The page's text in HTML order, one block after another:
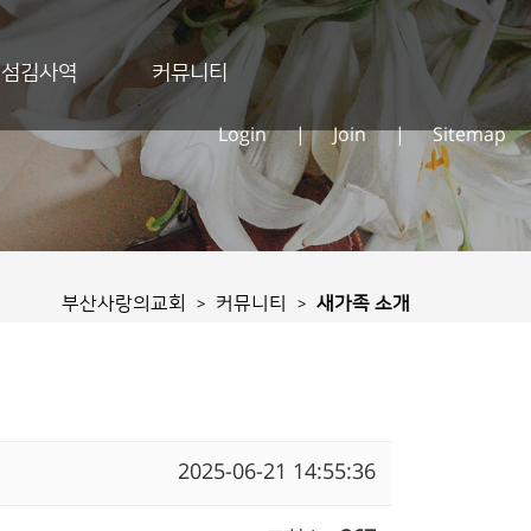
섬김사역 커뮤니티
Login | Join | Sitemap
부산사랑의교회 > 커뮤니티 > 새가족 소개
2025-06-21 14:55:36